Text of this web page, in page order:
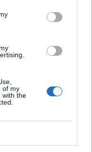
of my
with the
čísla úrovně, ale